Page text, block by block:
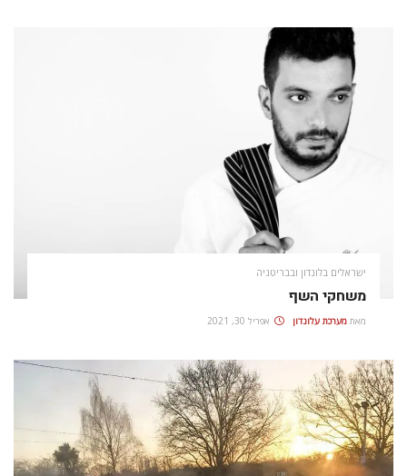
ישראלים בלונדון ובבריטניה
משחקי השף
מאת מערכת עלונדון אפריל 30, 2021